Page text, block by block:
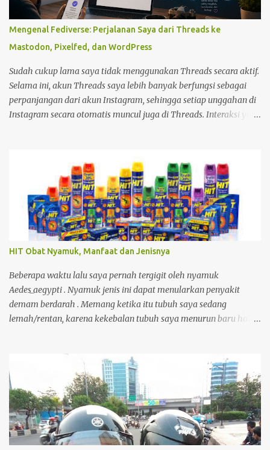
pasaran bisa sangat lama kalau mengecas. ada yang 12 jam, ada
juga yang 8 jam. Oleh karena ketidak puasan itu, kebanyakan
dari kami membuat alat charger baterai sendiri. Dan yang
terbaru sekarang ini ada yang 2 atau 1 jam saja.
Mengenal Fediverse: Perjalanan Saya dari Threads ke
Mastodon, Pixelfed, dan WordPress
Sudah cukup lama saya tidak menggunakan Threads secara aktif.
Selama ini, akun Threads saya lebih banyak berfungsi sebagai
perpanjangan dari akun Instagram, sehingga setiap unggahan di
Instagram secara otomatis muncul juga di Threads. Interaksi yang
postingan, saya menemukan sesuatu yang menarik. Ada seorang
pemilik akun yang menampilkan status bahwa akun Threads
miliknya sudah terhubung dengan Fediverse . Istilah tersebut
cukup asing bagi saya, sehingga menimbulkan rasa penasaran.
HIT Obat Nyamuk, Manfaat dan Jenisnya
Beberapa waktu lalu saya pernah tergigit oleh nyamuk
Aedes_aegypti . Nyamuk jenis ini dapat menularkan penyakit
demam berdarah . Memang ketika itu tubuh saya sedang
lemah/rentan, karena kekebalan tubuh saya menurun baru habis